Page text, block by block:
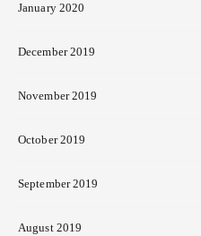
January 2020
December 2019
November 2019
October 2019
September 2019
August 2019